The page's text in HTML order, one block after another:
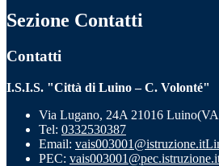
Sezione Contatti
Contatti
I.S.I.S. "Città di Luino – C. Volonté"
Via Lugano, 24A 21016
Tel: 0332530387
Email: vais003001@istruzione.it
PEC: